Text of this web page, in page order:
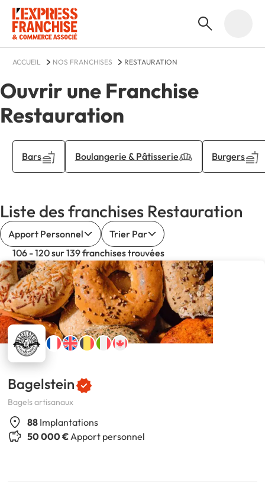
ACCUEIL NOS FRANCHISES RESTAURATION
Ouvrir une Franchise
Restauration
Bars Boulangerie & Pâtisserie Burgers
Liste des franchises Restauration
Apport Personnel
Trier Par
106 - 120 sur 139 franchises trouvées
Bagelstein
Bagels artisanaux
88 Implantations
50 000 € Apport personnel